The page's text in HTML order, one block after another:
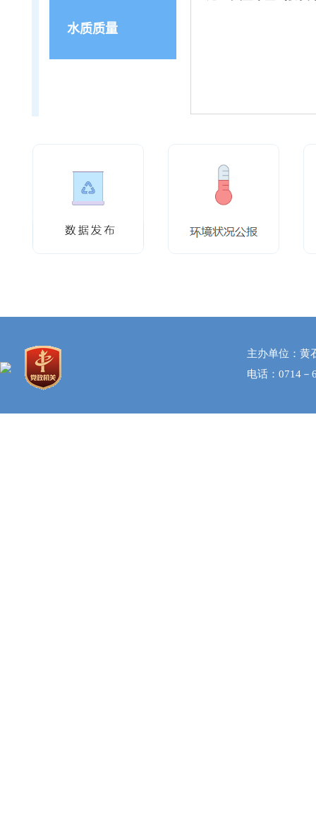
主办单位：
电话：0714